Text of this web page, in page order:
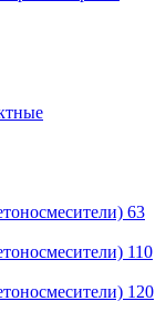
63
110
120